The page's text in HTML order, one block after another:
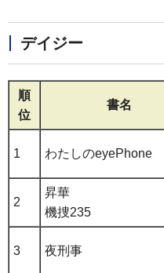
デイジー
順
位
書名
1 わたしのeyePhone
2
昇華
機捜235
3 夜刑事